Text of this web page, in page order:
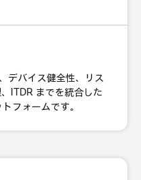
デバイス健全性、リス
ITDR までを統合した
フォームです。